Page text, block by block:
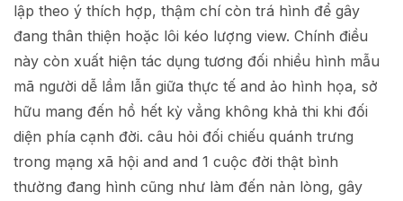
lập theo ý thích hợp, thậm chí còn trá hình để gây
đang thân thiện hoặc lôi kéo lượng view. Chính điều
này còn xuất hiện tác dụng tương đối nhiều hình mẫu
mã người dễ lầm lẫn giữa thực tế and ảo hình họa, sở
hữu mang đến hồ hết kỳ vẳng không khả thi khi đối
diện phía cạnh đời. câu hỏi đối chiếu quánh trưng
trong mạng xã hội and and 1 cuộc đời thật bình
thường đang hình cũng như làm đến nản lòng, gây